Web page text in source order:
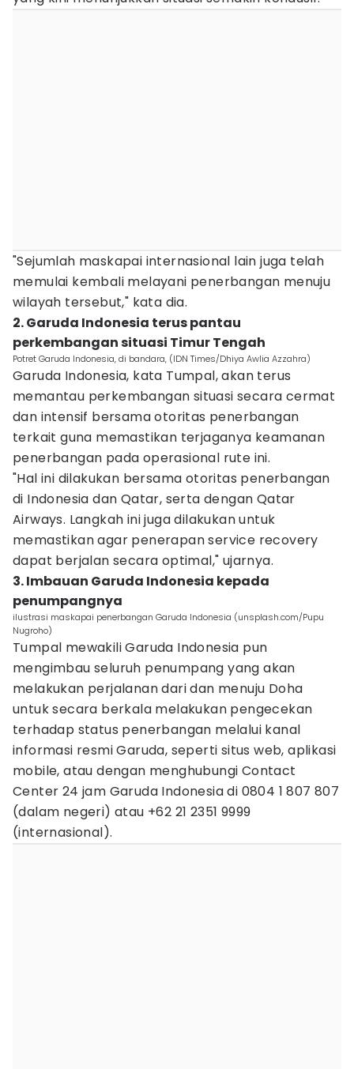
"Sejumlah maskapai internasional lain juga telah
memulai kembali melayani penerbangan menuju
wilayah tersebut," kata dia.
2. Garuda Indonesia terus pantau
perkembangan situasi Timur Tengah
Potret Garuda Indonesia, di bandara, (IDN Times/Dhiya Awlia Azzahra)
Garuda Indonesia, kata Tumpal, akan terus
memantau perkembangan situasi secara cermat
dan intensif bersama otoritas penerbangan
terkait guna memastikan terjaganya keamanan
penerbangan pada operasional rute ini.
"Hal ini dilakukan bersama otoritas penerbangan
di Indonesia dan Qatar, serta dengan Qatar
Airways. Langkah ini juga dilakukan untuk
memastikan agar penerapan service recovery
dapat berjalan secara optimal," ujarnya.
3. Imbauan Garuda Indonesia kepada
penumpangnya
ilustrasi maskapai penerbangan Garuda Indonesia (unsplash.com/Pupu
Nugroho)
Tumpal mewakili Garuda Indonesia pun
mengimbau seluruh penumpang yang akan
melakukan perjalanan dari dan menuju Doha
untuk secara berkala melakukan pengecekan
terhadap status penerbangan melalui kanal
informasi resmi Garuda, seperti situs web, aplikasi
mobile, atau dengan menghubungi Contact
Center 24 jam Garuda Indonesia di 0804 1 807 807
(dalam negeri) atau +62 21 2351 9999
(internasional).